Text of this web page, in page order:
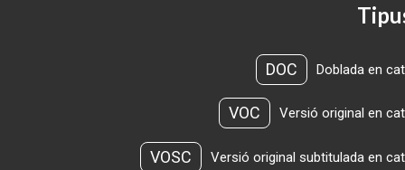
DOC Doblada en
VOC Versió original en
VOSC Versió original subtitulada en